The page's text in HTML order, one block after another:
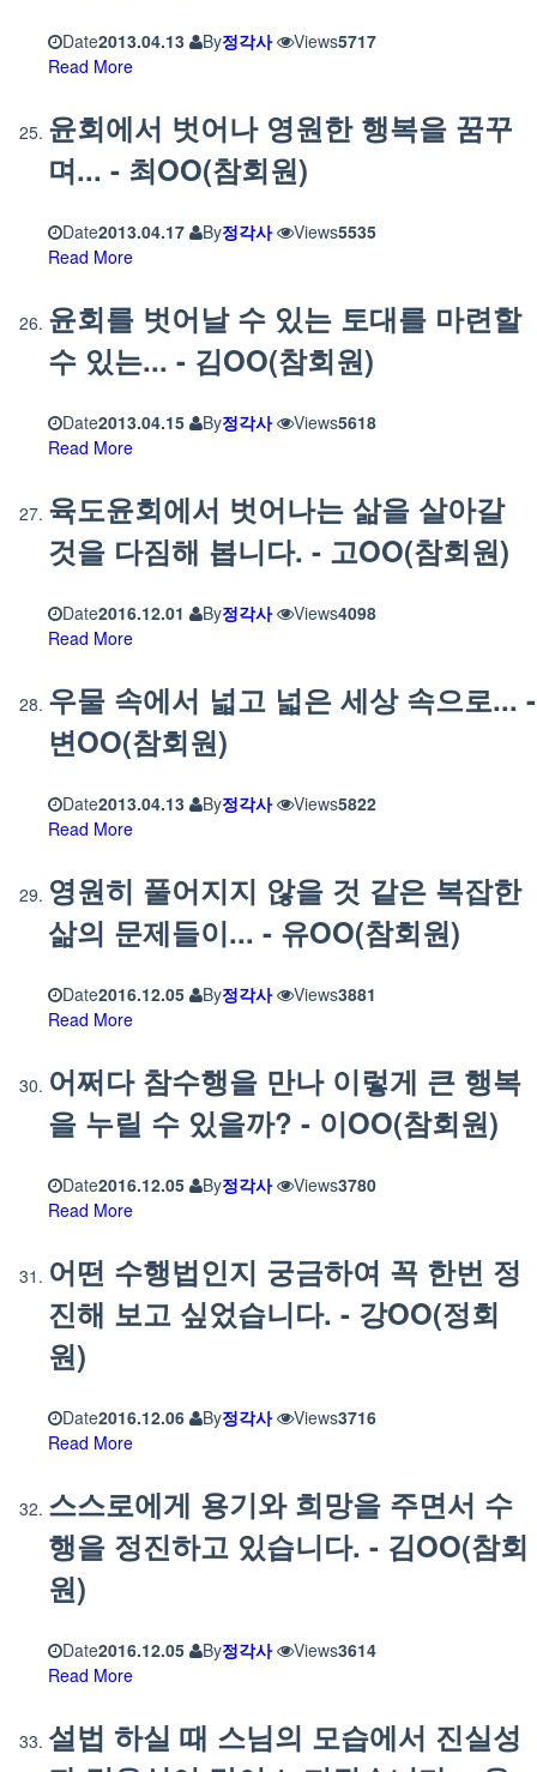
Date2013.04.13 By정각사 Views5717
Read More
윤회에서 벗어나 영원한 행복을 꿈꾸
며... - 최OO(참회원)
Date2013.04.17 By정각사 Views5535
Read More
윤회를 벗어날 수 있는 토대를 마련할
수 있는... - 김OO(참회원)
Date2013.04.15 By정각사 Views5618
Read More
육도윤회에서 벗어나는 삶을 살아갈
것을 다짐해 봅니다. - 고OO(참회원)
Date2016.12.01 By정각사 Views4098
Read More
우물 속에서 넓고 넓은 세상 속으로... -
변OO(참회원)
Date2013.04.13 By정각사 Views5822
Read More
영원히 풀어지지 않을 것 같은 복잡한
삶의 문제들이... - 유OO(참회원)
Date2016.12.05 By정각사 Views3881
Read More
어쩌다 참수행을 만나 이렇게 큰 행복
을 누릴 수 있을까? - 이OO(참회원)
Date2016.12.05 By정각사 Views3780
Read More
어떤 수행법인지 궁금하여 꼭 한번 정
진해 보고 싶었습니다. - 강OO(정회
원)
Date2016.12.06 By정각사 Views3716
Read More
스스로에게 용기와 희망을 주면서 수
행을 정진하고 있습니다. - 김OO(참회
원)
Date2016.12.05 By정각사 Views3614
Read More
설법 하실 때 스님의 모습에서 진실성